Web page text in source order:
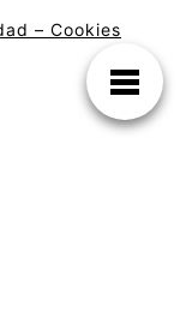
– Cookies